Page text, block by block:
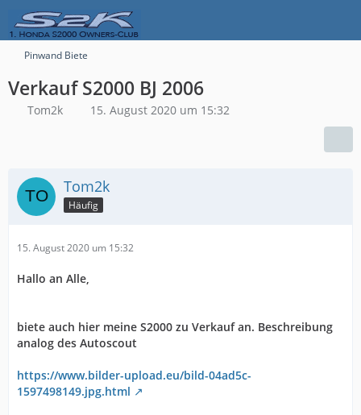
Pinwand Biete
Verkauf S2000 BJ 2006
Tom2k 15. August 2020 um 15:32
Tom2k
Häufig
15. August 2020 um 15:32
Hallo an Alle,
biete auch hier meine S2000 zu Verkauf an. Beschreibung
analog des Autoscout
https://www.bilder-upload.eu/bild-04ad5c-
1597498149.jpg.html